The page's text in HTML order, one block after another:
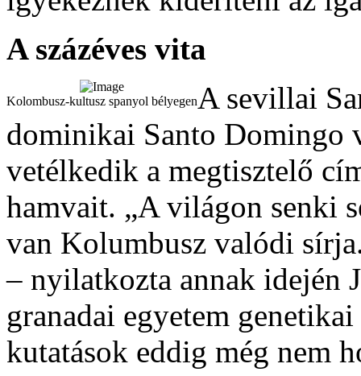
A százéves vita
Kolombusz-kultusz spanyol bélyegenA sevillai
dominikai Santo Domingo
vetélkedik a megtisztelő
hamvait. „A világon senki
van Kolumbusz valódi
– nyilatkozta annak idején
granadai egyetem
kutatások eddig még nem